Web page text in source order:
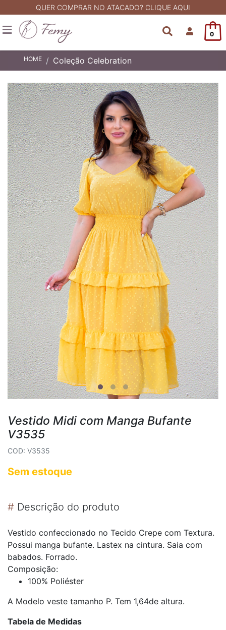
QUER COMPRAR NO ATACADO? CLIQUE AQUI
0
HOME Coleção Celebration
Vestido Midi com Manga Bufante
V3535
COD: V3535
Sem estoque
# Descrição do produto
Vestido confeccionado no Tecido Crepe com Textura.
Possui manga bufante. Lastex na cintura. Saia com
babados. Forrado.
Composição:
100% Poliéster
A Modelo veste tamanho P. Tem 1,64de altura.
Tabela de Medidas